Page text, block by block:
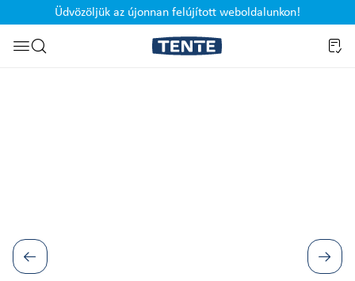
Ugrás a kereséshez
Üdvözöljük az újonnan felújított weboldalunkon!